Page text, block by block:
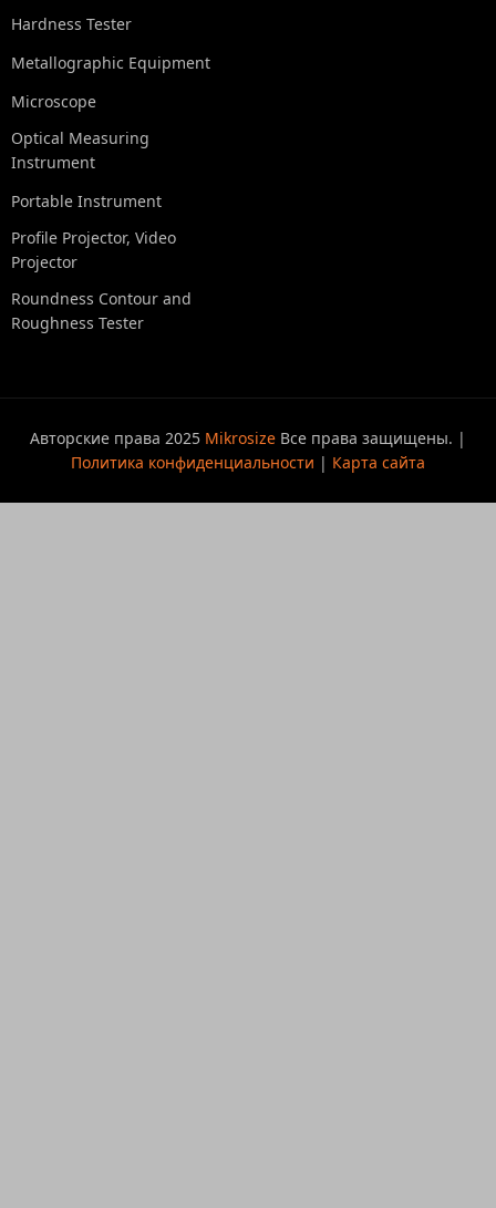
Hardness Tester
Metallographic Equipment
Microscope
Optical Measuring
Instrument
Portable Instrument
Profile Projector, Video
Projector
Roundness Contour and
Roughness Tester
Авторские права 2025 Mikrosize Все права защищены. |
Политика конфиденциальности | Карта сайта